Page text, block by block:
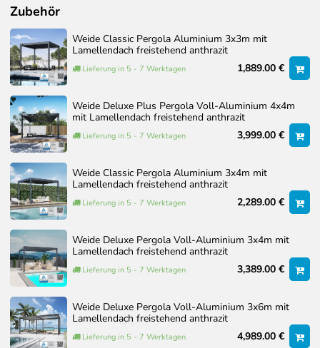
Passgenau für ausgewählte Weide Pavillon-Modelle mit
einer Höhe von 255 cm aus unserem Shop.
Zubehör
Weide Classic Pergola Aluminium 3x3m mit
Lamellendach freistehend anthrazit
Lieferung in 5 - 7 Werktagen 1,889.00 €
Weide Deluxe Plus Pergola Voll-Aluminium 4x4m
mit Lamellendach freistehend anthrazit
Lieferung in 5 - 7 Werktagen 3,999.00 €
Weide Classic Pergola Aluminium 3x4m mit
Lamellendach freistehend anthrazit
Lieferung in 5 - 7 Werktagen 2,289.00 €
Weide Deluxe Pergola Voll-Aluminium 3x4m mit
Lamellendach freistehend anthrazit
Lieferung in 5 - 7 Werktagen 3,389.00 €
Weide Deluxe Pergola Voll-Aluminium 3x6m mit
Lamellendach freistehend anthrazit
Lieferung in 5 - 7 Werktagen 4,989.00 €